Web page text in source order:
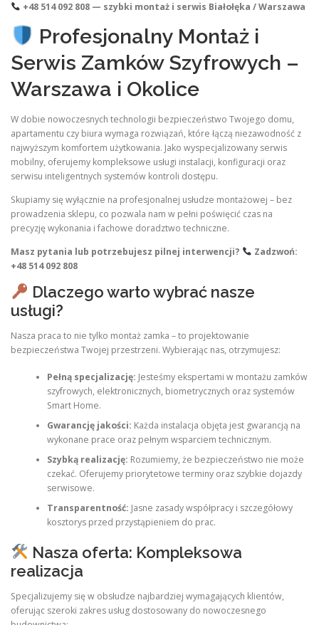
+48 514 092 808 — szybki montaż i serwis Białołęka / Warszawa
Profesjonalny Montaż i
Serwis Zamków Szyfrowych –
Warszawa i Okolice
W dobie nowoczesnych technologii bezpieczeństwo Twojego domu,
apartamentu czy biura wymaga rozwiązań, które łączą niezawodność z
najwyższym komfortem użytkowania. Jako wyspecjalizowany serwis
mobilny, oferujemy kompleksowe usługi instalacji, konfiguracji oraz
serwisu inteligentnych systemów kontroli dostępu.
Skupiamy się wyłącznie na profesjonalnej usłudze montażowej – bez
prowadzenia sklepu, co pozwala nam w pełni poświęcić czas na
precyzję wykonania i fachowe doradztwo techniczne.
Masz pytania lub potrzebujesz pilnej interwencji?
Zadzwoń:
+48 514 092 808
Dlaczego warto wybrać nasze
usługi?
Nasza praca to nie tylko montaż zamka – to projektowanie
bezpieczeństwa Twojej przestrzeni. Wybierając nas, otrzymujesz:
Pełną specjalizację: Jesteśmy ekspertami w montażu zamków
szyfrowych, elektronicznych, biometrycznych oraz systemów
Smart Home.
Gwarancję jakości: Każda instalacja objęta jest gwarancją na
wykonane prace oraz pełnym wsparciem technicznym.
Szybką realizację: Rozumiemy, że bezpieczeństwo nie może
czekać. Oferujemy priorytetowe terminy oraz szybkie dojazdy
serwisowe.
Transparentność: Jasne zasady współpracy i szczegółowy
kosztorys przed przystąpieniem do prac.
Nasza oferta: Kompleksowa
realizacja
Specjalizujemy się w obsłudze najbardziej wymagających klientów,
oferując szeroki zakres usług dostosowany do nowoczesnego